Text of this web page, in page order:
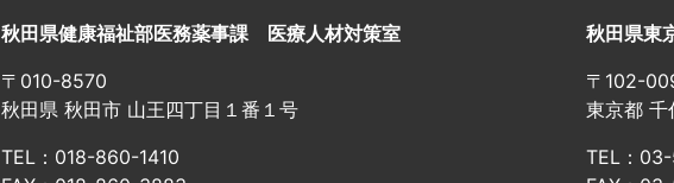
秋田県健康福祉部医務薬事課 医療人材対策室
〒010-8570
秋田県 秋田市 山王四丁目１番１号
TEL：018-860-1410
秋田県東
〒102-
東京都
TEL：